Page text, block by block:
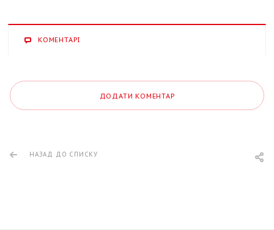
КОМЕНТАРІ
ДОДАТИ КОМЕНТАР
НАЗАД ДО СПИСКУ